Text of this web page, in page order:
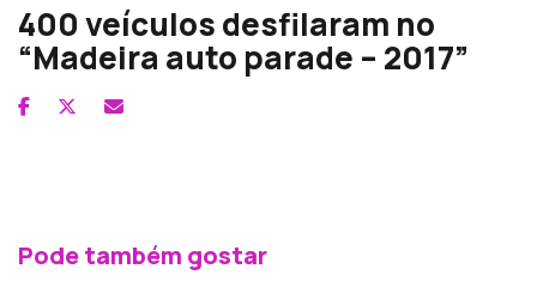
400 veículos desfilaram no
“Madeira auto parade – 2017”
Pode também gostar